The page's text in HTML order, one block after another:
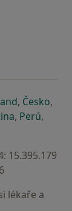
záložcezáložce
se otevře v
, Českose
,
záložce
v nové
se otevře v
, Perúse
,
15.395.179
lékaře a